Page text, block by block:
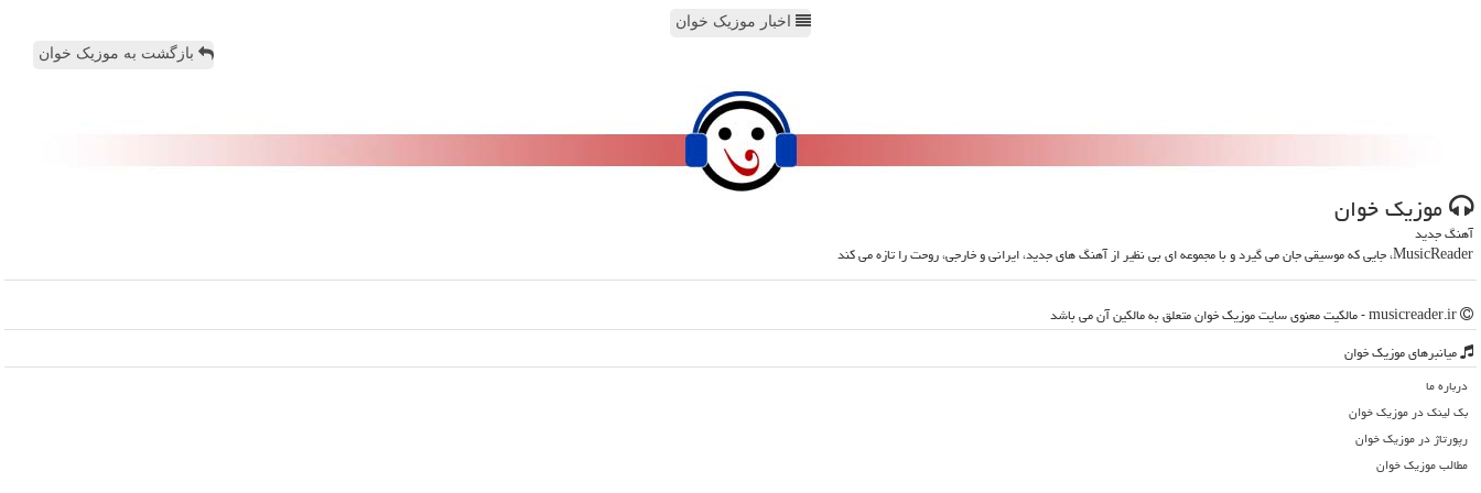
اخبار موزیک خوان
بازگشت به موزیک خوان
موزیك خوان
آهنگ جدید
MusicReader، جایی که موسیقی جان می گیرد و با مجموعه ای بی نظیر از آهنگ های جدید، ایرانی و خارجی، روحت را تازه می کند
میانبرهای موزیك خوان
درباره ما
بک لینک در موزیك خوان
رپورتاژ در موزیك خوان
مطالب موزیك خوان